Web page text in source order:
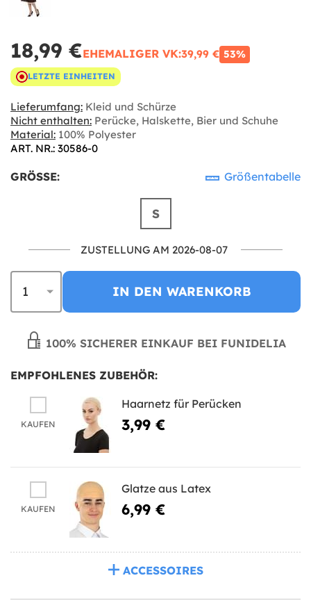
18,99 €EHEMALIGER VK:39,99 € 53%
LETZTE EINHEITEN
Lieferumfang: Kleid und Schürze
Nicht enthalten: Perücke, Halskette, Bier und Schuhe
Material: 100% Polyester
ART. NR.: 30586-0
GRÖSSE: Größentabelle
S
ZUSTELLUNG AM 2026-08-07
IN DEN WARENKORB
100% SICHERER EINKAUF BEI FUNIDELIA
EMPFOHLENES ZUBEHÖR:
KAUFEN
Haarnetz für Perücken
3,99 €
KAUFEN
Glatze aus Latex
6,99 €
ACCESSOIRES